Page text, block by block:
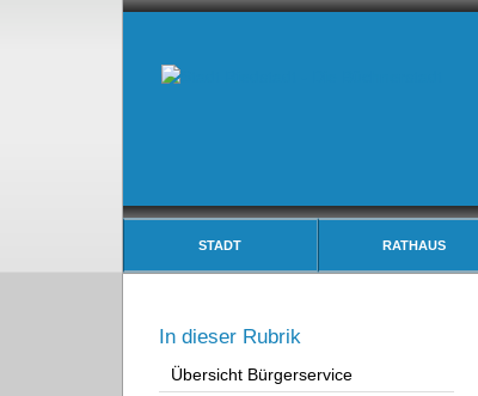
STADT RATHAUS
In dieser Rubrik
Übersicht Bürgerservice